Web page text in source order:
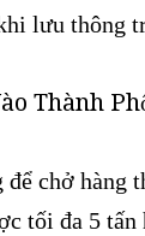
lưu thông
để chở hàng
tối đa 5 tấn